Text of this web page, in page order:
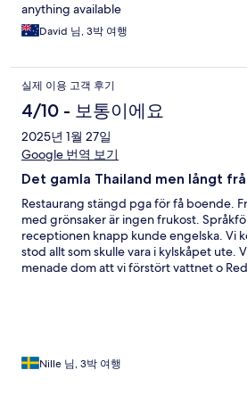
anything available
David 님, 3박 여행
실제 이용 고객 후기
4/10 - 보통이에요
2025년 1월 27일
Google 번역 보기
Det gamla Thailand men långt
Restaurang stängd pga för få boende.
med grönsaker är ingen frukost.
receptionen knapp kunde engelska. Vi
stod allt som skulle vara i kylskåpet ute.
menade dom att vi förstört vattnet o
Nille 님, 3박 여행